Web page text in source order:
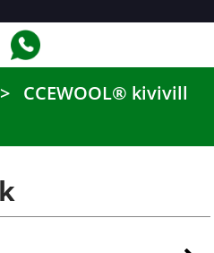
CCEWOOL® kivivill